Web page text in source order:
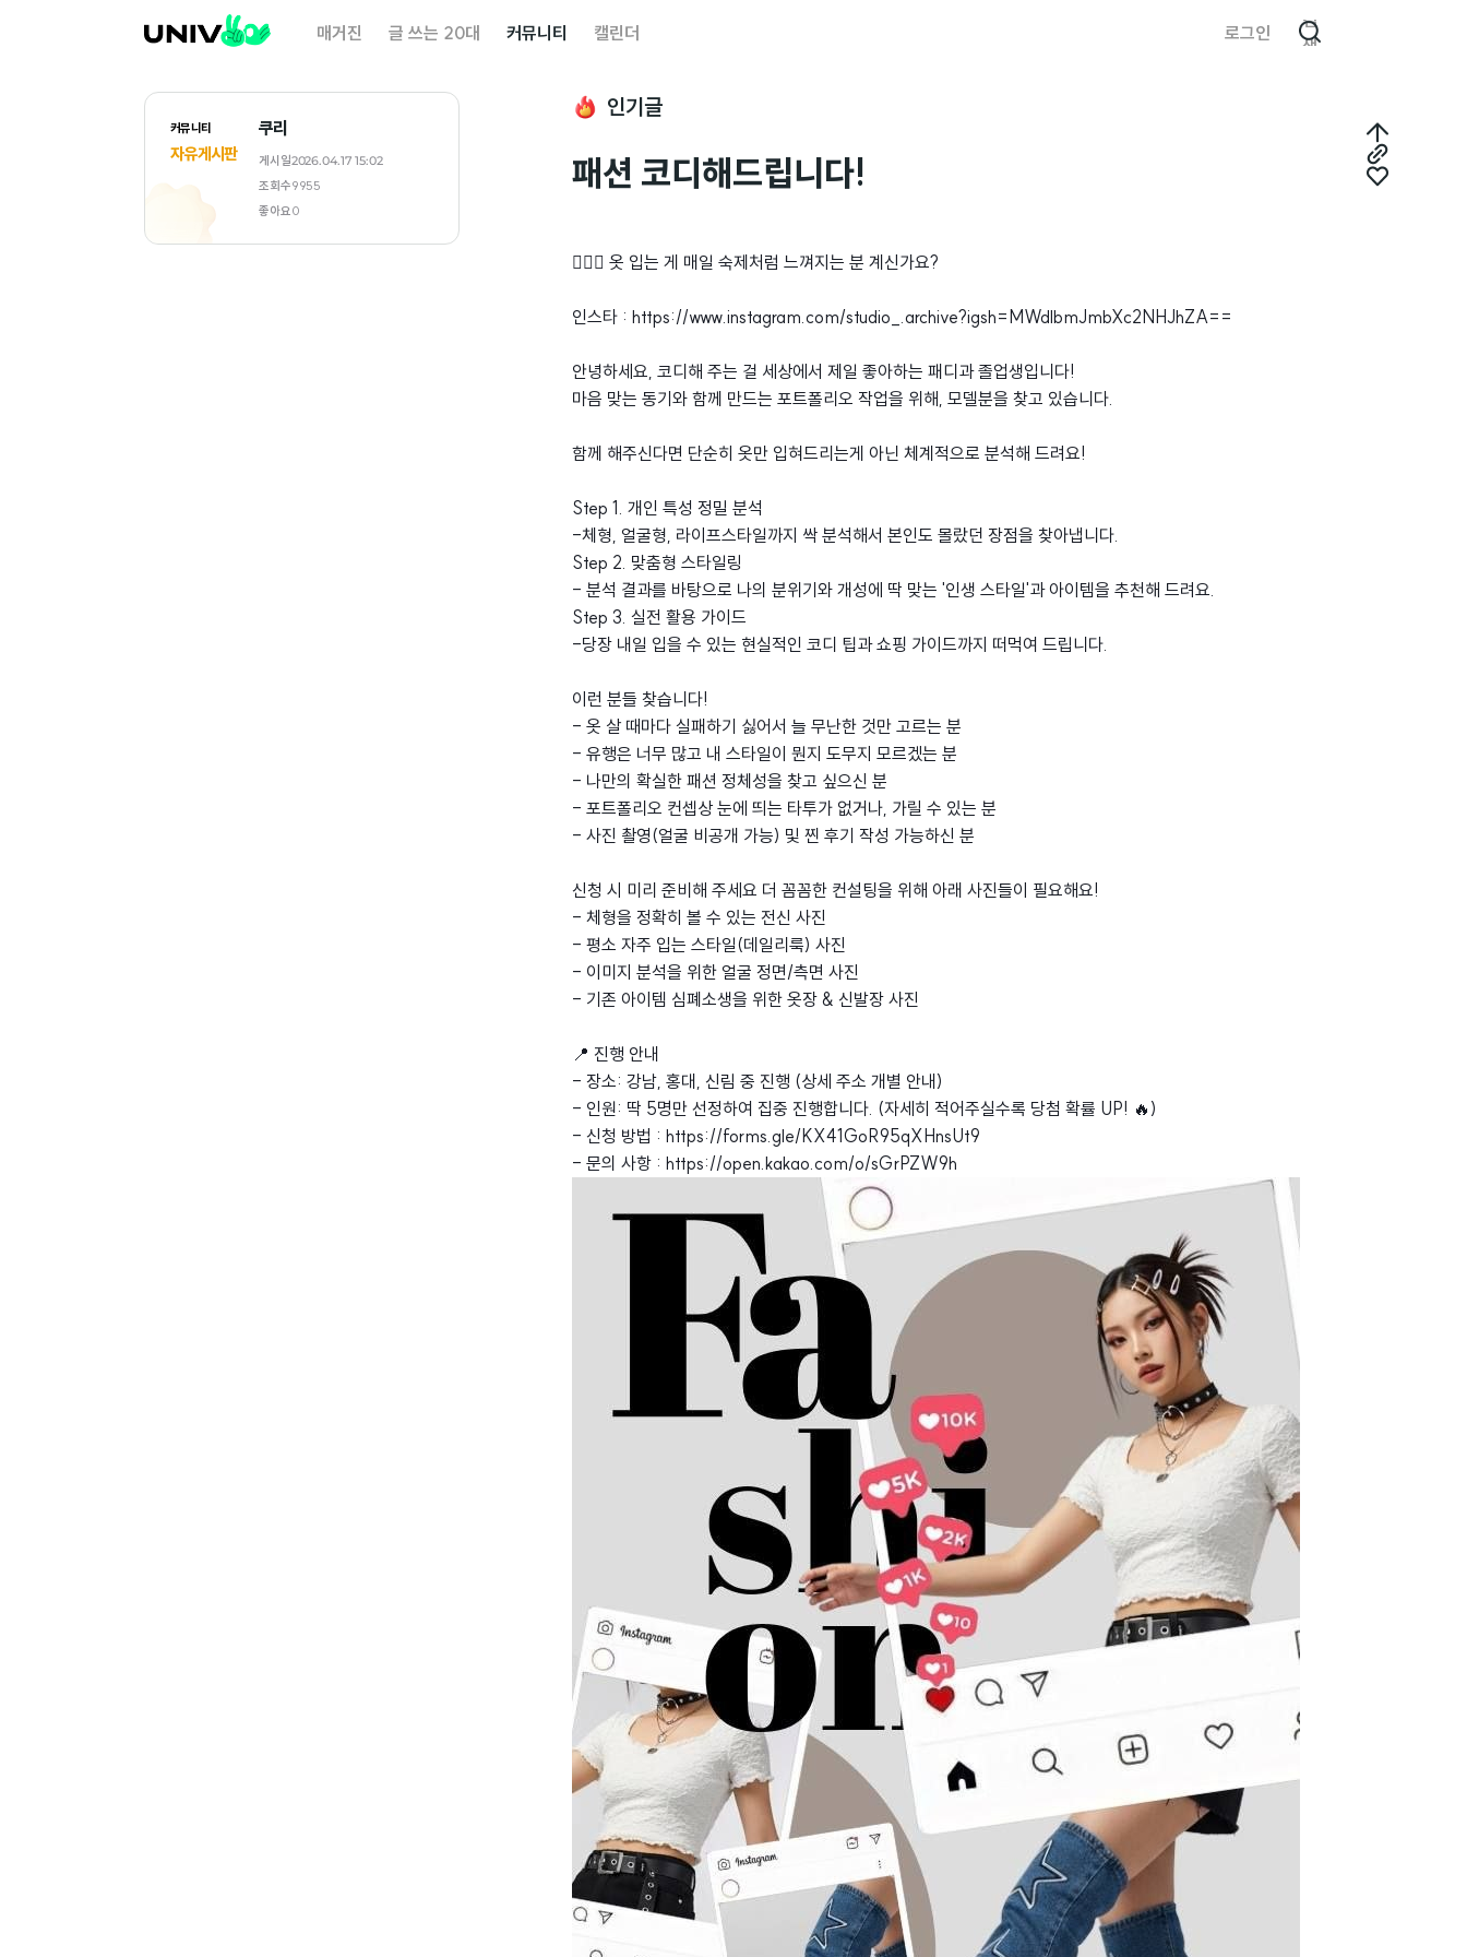
매거진 글 쓰는 20대 커뮤니티 캘린더 로그인
검
색
커뮤니티
자유게시판
쿠리
게시일2026.04.17 15:02
조회수9955
좋아요0
인기글
패션 코디해드립니다!
🙋🏻‍♂️ 옷 입는 게 매일 숙제처럼 느껴지는 분 계신가요?
인스타 : https://www.instagram.com/studio_.archive?igsh=MWdlbmJmbXc2NHJhZA==
안녕하세요, 코디해 주는 걸 세상에서 제일 좋아하는 패디과 졸업생입니다!
마음 맞는 동기와 함께 만드는 포트폴리오 작업을 위해, 모델분을 찾고 있습니다.
함께 해주신다면 단순히 옷만 입혀드리는게 아닌 체계적으로 분석해 드려요!
Step 1. 개인 특성 정밀 분석
-체형, 얼굴형, 라이프스타일까지 싹 분석해서 본인도 몰랐던 장점을 찾아냅니다.
Step 2. 맞춤형 스타일링
- 분석 결과를 바탕으로 나의 분위기와 개성에 딱 맞는 '인생 스타일'과 아이템을 추천해 드려요.
Step 3. 실전 활용 가이드
-당장 내일 입을 수 있는 현실적인 코디 팁과 쇼핑 가이드까지 떠먹여 드립니다.
이런 분들 찾습니다!
- 옷 살 때마다 실패하기 싫어서 늘 무난한 것만 고르는 분
- 유행은 너무 많고 내 스타일이 뭔지 도무지 모르겠는 분
- 나만의 확실한 패션 정체성을 찾고 싶으신 분
- 포트폴리오 컨셉상 눈에 띄는 타투가 없거나, 가릴 수 있는 분
- 사진 촬영(얼굴 비공개 가능) 및 찐 후기 작성 가능하신 분
신청 시 미리 준비해 주세요 더 꼼꼼한 컨설팅을 위해 아래 사진들이 필요해요!
- 체형을 정확히 볼 수 있는 전신 사진
- 평소 자주 입는 스타일(데일리룩) 사진
- 이미지 분석을 위한 얼굴 정면/측면 사진
- 기존 아이템 심폐소생을 위한 옷장 & 신발장 사진
📍 진행 안내
- 장소: 강남, 홍대, 신림 중 진행 (상세 주소 개별 안내)
- 인원: 딱 5명만 선정하여 집중 진행합니다. (자세히 적어주실수록 당첨 확률 UP! 🔥)
- 신청 방법 : https://forms.gle/KX41GoR95qXHnsUt9
- 문의 사항 : https://open.kakao.com/o/sGrPZW9h
최
상
링
좋